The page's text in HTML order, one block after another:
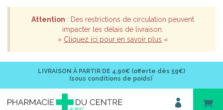
Attention : Des restrictions de circulation peuvent
impacter les délais de livraison.
» Cliquez ici pour en savoir plus «
LIVRAISON À PARTIR DE 4,90€ (offerte dès 59€)
(sous conditions de poids)*